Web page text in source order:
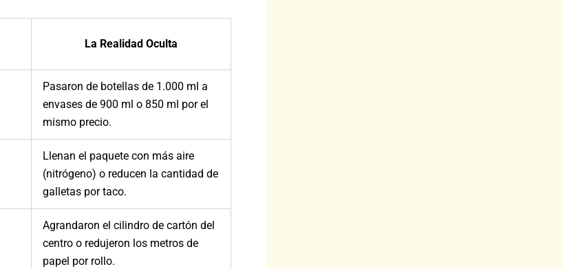
La Realidad Oculta
Pasaron de botellas de 1.000 ml a
envases de 900 ml o 850 ml por el
mismo precio.
Llenan el paquete con más aire
(nitrógeno) o reducen la cantidad de
galletas por taco.
Agrandaron el cilindro de cartón del
centro o redujeron los metros de
papel por rollo.